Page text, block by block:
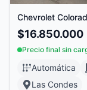
Chevrolet
$16.850.000
Precio final sin
Automática
Las Condes